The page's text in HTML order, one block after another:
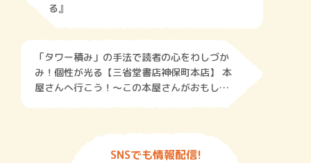
る』
「タワー積み」の手法で読者の心をわしづか
み！個性が光る【三省堂書店神保町本店】 本
屋さんへ行こう！～この本屋さんがおもしろ
SNSでも情報配信!